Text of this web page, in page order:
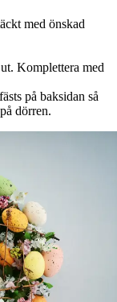
med önskad
Komplettera med
på baksidan så
dörren.